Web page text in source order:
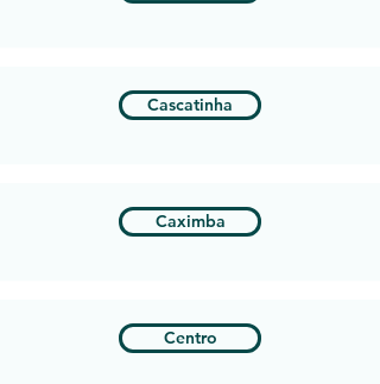
Cascatinha
Caximba
Centro